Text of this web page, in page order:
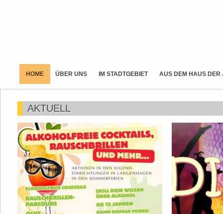
HOME ÜBER UNS IM STADTGEBIET AUS DEM HAUS DER
AKTUELL